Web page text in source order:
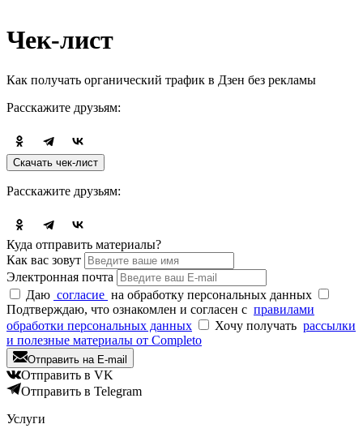
Чек-лист
Как получать органический трафик в Дзен без рекламы
Расскажите друзьям:
Скачать чек-лист
Расскажите друзьям:
Куда отправить материалы?
Как вас зовут
Электронная почта
Даю согласие на обработку персональных данных
Подтверждаю, что ознакомлен и согласен с правилами
обработки персональных данных
Хочу получать рассылки
и полезные материалы от Completo
Отправить на E-mail
Отправить в VK
Отправить в Telegram
Услуги